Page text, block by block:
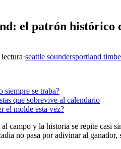
el patrón histórico
lectura·seattle soundersportland
siempre se traba?
que sobrevive al calendario
el molde esta vez?
campo y la historia se repite casi
no pasa por adivinar al